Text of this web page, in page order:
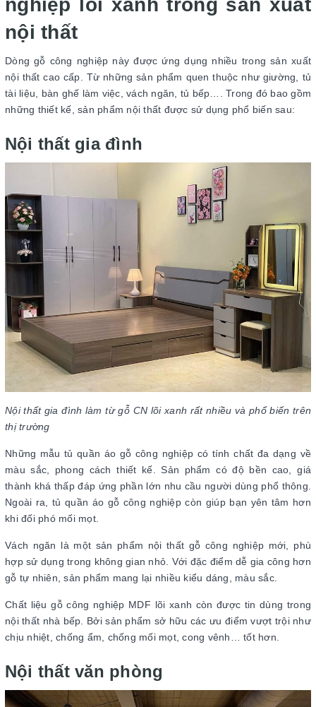
nội thất
Dòng gỗ công nghiệp này được ứng dụng nhiều trong sản xuất
nội thất cao cấp. Từ những sản phẩm quen thuộc như giường, tủ
tài liệu, bàn ghế làm việc, vách ngăn, tủ bếp…. Trong đó bao gồm
những thiết kế, sản phẩm nội thất được sử dụng phổ biến sau:
Nội thất gia đình
Nội thất gia đình làm từ gỗ CN lõi xanh rất nhiều và phổ biến trên
thị trường
Những mẫu tủ quần áo gỗ công nghiệp có tính chất đa dạng về
màu sắc, phong cách thiết kế. Sản phẩm có độ bền cao, giá
thành khá thấp đáp ứng phần lớn nhu cầu người dùng phổ thông.
Ngoài ra, tủ quần áo gỗ công nghiệp còn giúp bạn yên tâm hơn
khi đối phó mối mọt.
Vách ngăn là một sản phẩm nội thất gỗ công nghiệp mới, phù
hợp sử dụng trong không gian nhỏ. Với đặc điểm dễ gia công hơn
gỗ tự nhiên, sản phẩm mang lại nhiều kiểu dáng, màu sắc.
Chất liệu gỗ công nghiệp MDF lõi xanh còn được tin dùng trong
nội thất nhà bếp. Bởi sản phẩm sở hữu các ưu điểm vượt trội như
chịu nhiệt, chống ẩm, chống mối mọt, cong vênh… tốt hơn.
Nội thất văn phòng